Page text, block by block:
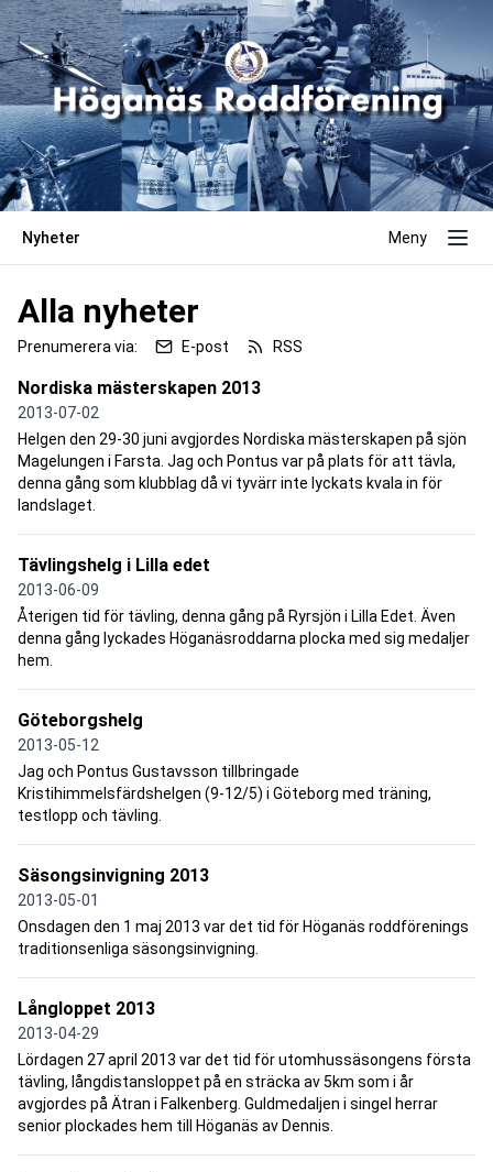
Nyheter Meny
Alla nyheter
Prenumerera via: E-post RSS
Nordiska mästerskapen 2013
2013-07-02
Helgen den 29-30 juni avgjordes Nordiska mästerskapen på sjön
Magelungen i Farsta. Jag och Pontus var på plats för att tävla,
denna gång som klubblag då vi tyvärr inte lyckats kvala in för
landslaget.
Tävlingshelg i Lilla edet
2013-06-09
Återigen tid för tävling, denna gång på Ryrsjön i Lilla Edet. Även
denna gång lyckades Höganäsroddarna plocka med sig medaljer
hem.
Göteborgshelg
2013-05-12
Jag och Pontus Gustavsson tillbringade
Kristihimmelsfärdshelgen (9-12/5) i Göteborg med träning,
testlopp och tävling.
Säsongsinvigning 2013
2013-05-01
Onsdagen den 1 maj 2013 var det tid för Höganäs roddförenings
traditionsenliga säsongsinvigning.
Långloppet 2013
2013-04-29
Lördagen 27 april 2013 var det tid för utomhussäsongens första
tävling, långdistansloppet på en sträcka av 5km som i år
avgjordes på Ätran i Falkenberg. Guldmedaljen i singel herrar
senior plockades hem till Höganäs av Dennis.